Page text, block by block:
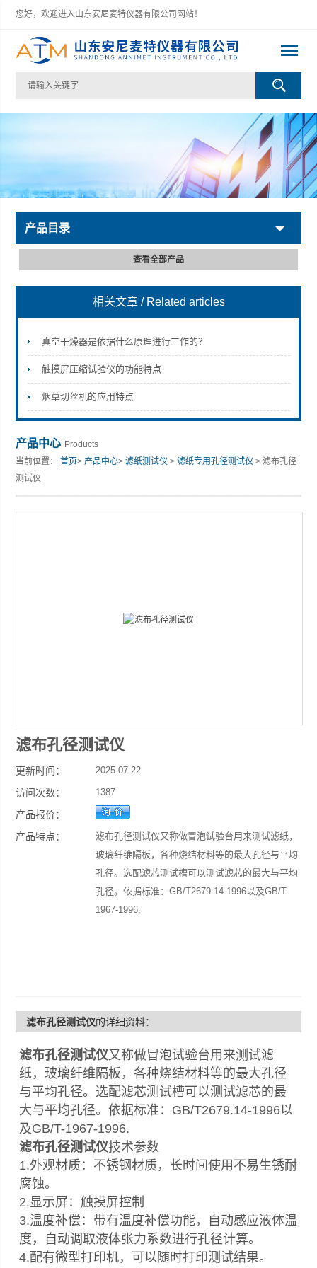
您好，欢迎进入山东安尼麦特仪器有限公司网站！
山东安尼麦特仪器有限公司
产品目录
查看全部产品
相关文章 / Related articles
真空干燥器是依据什么原理进行工作的？
触摸屏压缩试验仪的功能特点
烟草切丝机的应用特点
产品中心 Products
当前位置：首页>产品中心>滤纸测试仪 >滤纸专用孔径测试仪 > 滤布孔径
测试仪
滤布孔径测试仪
更新时间： 2025-07-22
访问次数： 1387
产品报价：
产品特点：
滤布孔径测试仪又称做冒泡试验台用来测试滤纸，
玻璃纤维隔板，各种烧结材料等的最大孔径与平均
孔径。选配滤芯测试槽可以测试滤芯的最大与平均
孔径。依据标准：GB/T2679.14-1996以及GB/T-
1967-1996.
滤布孔径测试仪的详细资料：
滤布孔径测试仪又称做冒泡试验台用来测试滤
纸，玻璃纤维隔板，各种烧结材料等的最大孔径
与平均孔径。选配滤芯测试槽可以测试滤芯的最
大与平均孔径。依据标准：GB/T2679.14-1996以
及GB/T-1967-1996.
滤布孔径测试仪技术参数
1.外观材质：不锈钢材质，长时间使用不易生锈耐
腐蚀。
2.显示屏：触摸屏控制
3.温度补偿：带有温度补偿功能，自动感应液体温
度，自动调取液体张力系数进行孔径计算。
4.配有微型打印机，可以随时打印测试结果。